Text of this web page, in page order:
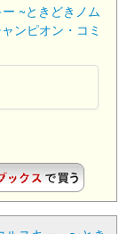
~ときどきノム
ンピオン・コミ